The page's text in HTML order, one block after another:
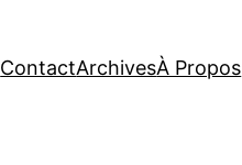
ContactArchivesÀ Propos